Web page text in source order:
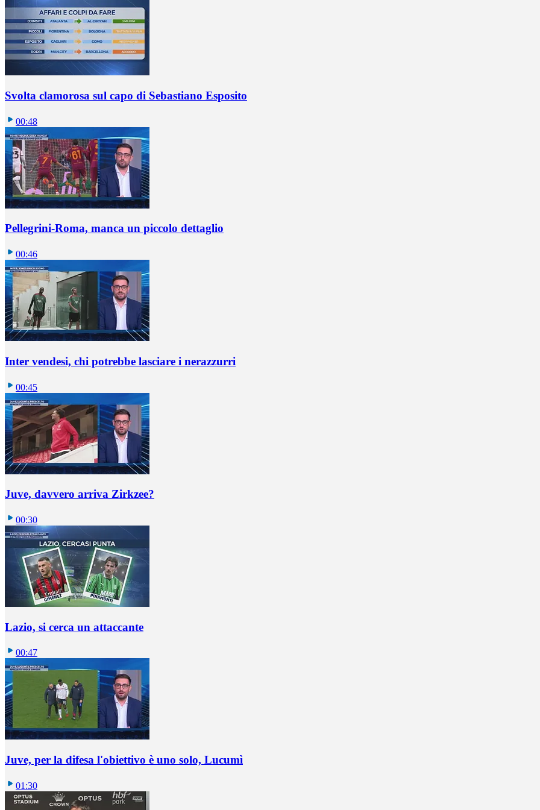
Svolta clamorosa sul capo di Sebastiano Esposito
00:48
Pellegrini-Roma, manca un piccolo dettaglio
00:46
Inter vendesi, chi potrebbe lasciare i nerazzurri
00:45
Juve, davvero arriva Zirkzee?
00:30
Lazio, si cerca un attaccante
00:47
Juve, per la difesa l'obiettivo è uno solo, Lucumì
01:30